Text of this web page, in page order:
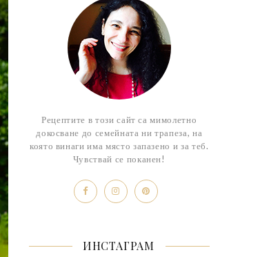
Рецептите в този сайт са мимолетно
докосване до семейната ни трапеза, на
която винаги има място запазено и за теб.
Чувствай се поканен!
ИНСТАГРАМ